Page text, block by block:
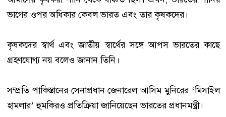
ভাগের ওপর অধিকার কেবল ভারত এবং তার কৃষকদের।
কৃষকদের স্বার্থ এবং জাতীয় স্বার্থের সঙ্গে আপস ভারতের কাছে
গ্রহণযোগ্য নয় বলেও জানান তিনি।
সম্প্রতি পাকিস্তানের সেনাপ্রধান জেনারেল আসিম মুনিরের ‘মিসাইল
হামলার’ হুমকিরও প্রতিক্রিয়া জানিয়েছেন ভারতের প্রধানমন্ত্রী।